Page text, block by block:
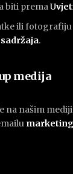
biti premaU
ili
.
medija
na našim